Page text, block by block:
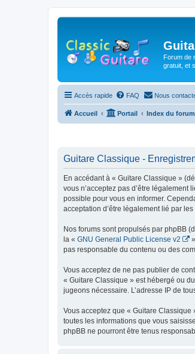
Forum de
gratuit, et
Accès rapide FAQ Nous
Accueil Portail Index du forum
Guitare Classique -
En accédant à « Guitare Classique »
vous n’acceptez pas d’être légalement
possible pour vous en informer.
acceptation d’être légalement lié par
Nos forums sont propulsés par phpBB
la « GNU General Public License v2
pas responsable du contenu ou des
Vous acceptez de ne pas publier de
« Guitare Classique » est hébergé ou
jugeons nécessaire. L’adresse IP de
Vous acceptez que « Guitare Classique
toutes les informations que vous
phpBB ne pourront être tenus